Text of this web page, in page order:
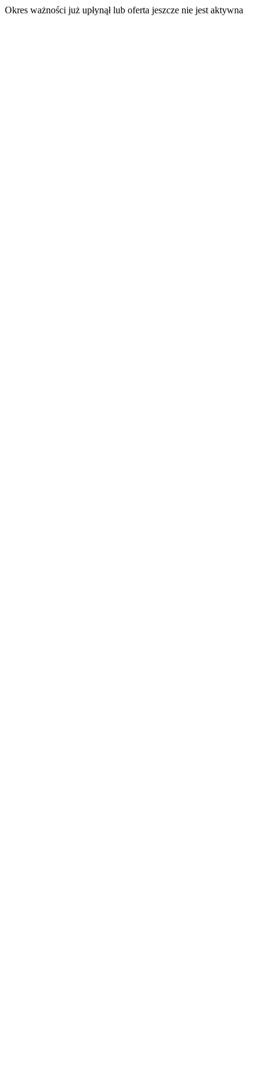
Okres ważności już upłynął lub oferta jeszcze nie jest aktywna